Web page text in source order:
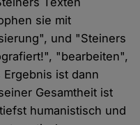
sie mit
und "Steiners
"bearbeiten",
ist dann
Gesamtheit ist
humanistisch und